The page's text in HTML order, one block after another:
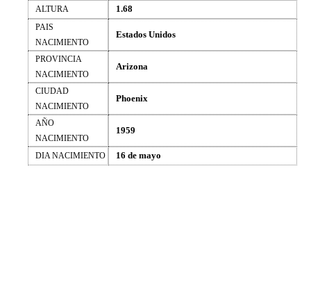
ALTURA
1.68
PAIS
NACIMIENTO
Estados Unidos
PROVINCIA
NACIMIENTO
Arizona
CIUDAD
NACIMIENTO
Phoenix
AÑO
NACIMIENTO
1959
DIA NACIMIENTO 16 de mayo